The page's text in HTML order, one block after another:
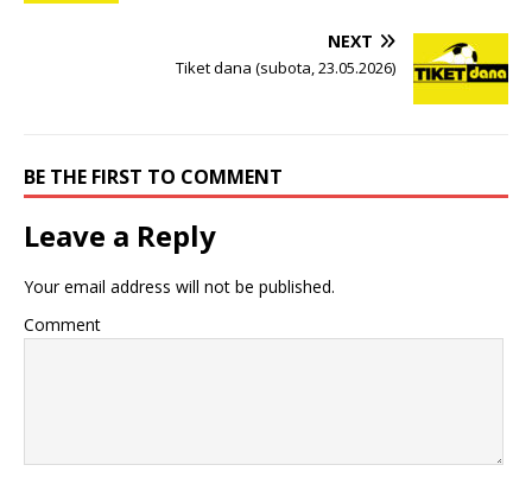
NEXT
Tiket dana (subota, 23.05.2026)
BE THE FIRST TO COMMENT
Leave a Reply
Your email address will not be published.
Comment